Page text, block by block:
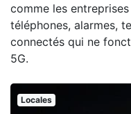
comme les
téléphones, alarmes,
connectés qui ne
5G.
Locales